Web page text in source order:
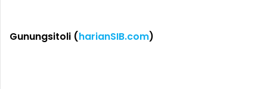
Gunungsitoli (harianSIB.com)